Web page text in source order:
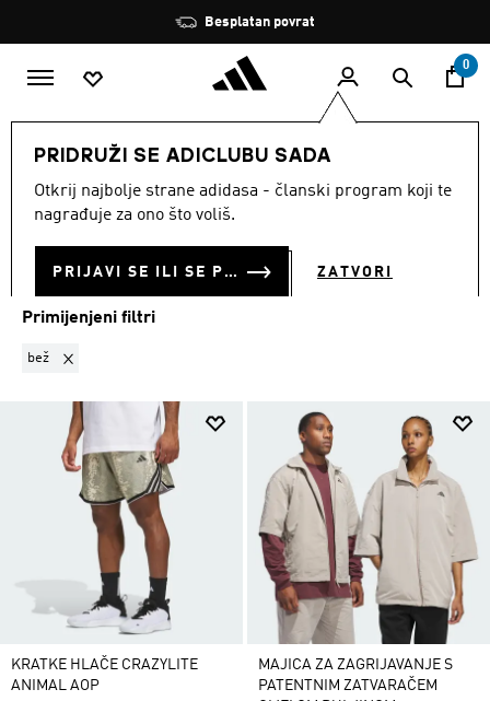
Zaustavi
rotaciju
Besplatan povrat
0
PRIDRUŽI SE ADICLUBU SADA
Otkrij najbolje strane adidasa - članski program koji te
nagrađuje za ono što voliš.
PRIJAVI SE ILI SE PRIDRUŽI SADA ZATVORI
MUŠKARCI Sportovi Košarka Košarka Odjeća
BEŽ·KOŠARKA ODJEĆA (2)
Primijenjeni filtri
bež Ukloni filter Trenutno filtrirano prema BOJA: bež
KRATKE HLAČE CRAZYLITE
ANIMAL AOP
MAJICA ZA ZAGRIJAVANJE S
PATENTNIM ZATVARAČEM